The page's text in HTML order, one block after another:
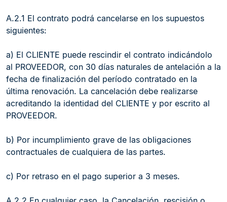
A.2.1 El contrato podrá cancelarse en los supuestos
siguientes:
a) El CLIENTE puede rescindir el contrato indicándolo
al PROVEEDOR, con 30 días naturales de antelación a la
fecha de finalización del período contratado en la
última renovación. La cancelación debe realizarse
acreditando la identidad del CLIENTE y por escrito al
PROVEEDOR.
b) Por incumplimiento grave de las obligaciones
contractuales de cualquiera de las partes.
c) Por retraso en el pago superior a 3 meses.